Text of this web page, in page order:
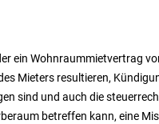
ein Wohnraummietvertrag
Mieters resultieren,
sind und auch die
betreffen kann, eine